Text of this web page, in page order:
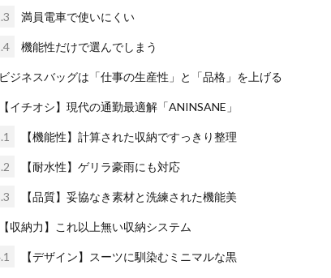
満員電車で使いにくい
機能性だけで選んでしまう
ビジネスバッグは「仕事の生産性」と「品格」を上げる
【イチオシ】現代の通勤最適解「ANINSANE」
【機能性】計算された収納ですっきり整理
【耐水性】ゲリラ豪雨にも対応
【品質】妥協なき素材と洗練された機能美
【収納力】これ以上無い収納システム
【デザイン】スーツに馴染むミニマルな黒